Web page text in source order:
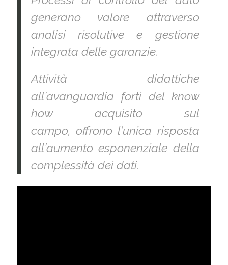
generano valore attraverso
analisi risolutive e gestione
integrata delle garanzie.
Attività didattiche
all’avanguardia forti del know
how acquisito sul
campo, offrono l’unica risposta
all’aumento esponenziale della
complessità dei dati.